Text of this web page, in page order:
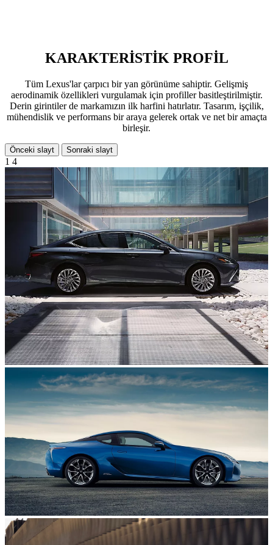
KARAKTERİSTİK PROFİL
Tüm Lexus'lar çarpıcı bir yan görünüme sahiptir. Gelişmiş
aerodinamik özellikleri vurgulamak için profiller basitleştirilmiştir.
Derin girintiler de markamızın ilk harfini hatırlatır. Tasarım, işçilik,
mühendislik ve performans bir araya gelerek ortak ve net bir amaçta
birleşir.
Önceki slayt Sonraki slayt
1 4